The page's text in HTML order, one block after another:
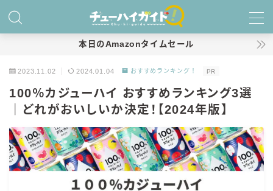
特集！
おすすめランキング！
商品レビュー
本日のAmazonタイムセール
2023.11.02 2024.01.04 おすすめランキング！ PR
100％カジューハイ おすすめランキング3選
｜どれがおいしいか決定！【2024年版】